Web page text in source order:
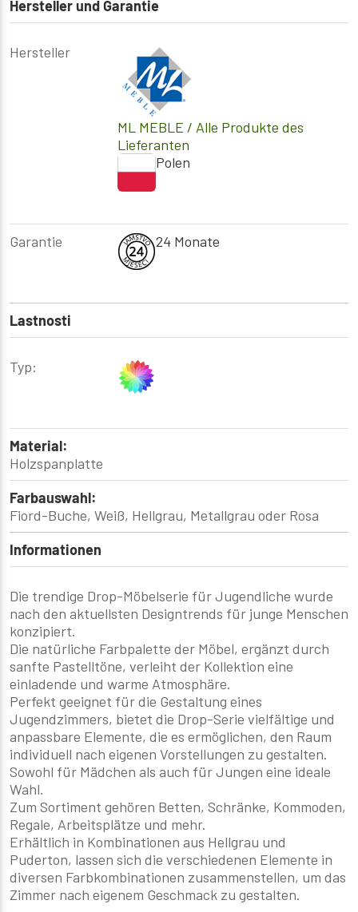
Hersteller und Garantie
Hersteller
ML MEBLE / Alle Produkte des
Lieferanten
Polen
Garantie 24 Monate
Lastnosti
Typ:
Material:
Holzspanplatte
Farbauswahl:
Fiord-Buche, Weiß, Hellgrau, Metallgrau oder Rosa
Informationen
Die trendige Drop-Möbelserie für Jugendliche wurde
nach den aktuellsten Designtrends für junge Menschen
konzipiert.
Die natürliche Farbpalette der Möbel, ergänzt durch
sanfte Pastelltöne, verleiht der Kollektion eine
einladende und warme Atmosphäre.
Perfekt geeignet für die Gestaltung eines
Jugendzimmers, bietet die Drop-Serie vielfältige und
anpassbare Elemente, die es ermöglichen, den Raum
individuell nach eigenen Vorstellungen zu gestalten.
Sowohl für Mädchen als auch für Jungen eine ideale
Wahl.
Zum Sortiment gehören Betten, Schränke, Kommoden,
Regale, Arbeitsplätze und mehr.
Erhältlich in Kombinationen aus Hellgrau und
Puderton, lassen sich die verschiedenen Elemente in
diversen Farbkombinationen zusammenstellen, um das
Zimmer nach eigenem Geschmack zu gestalten.